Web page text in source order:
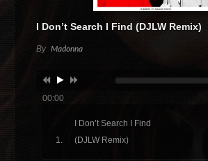
I Don’t Search I Find (DJLW Remix)
By Madonna
00:00
I Don’t Search I Find
(DJLW Remix)